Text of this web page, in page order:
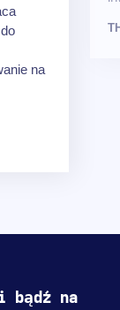
na
bądź na